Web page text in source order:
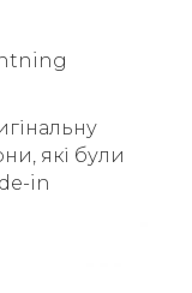
які були
in